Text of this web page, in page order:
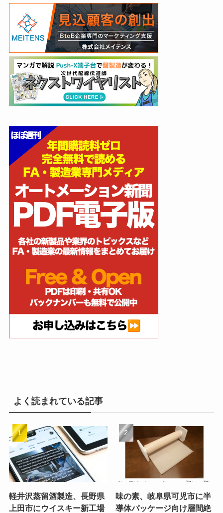
よく読まれている記事
軽井沢蒸留酒製造、長野県
上田市にウイスキー新工場
味の素、岐阜県可児市に半
導体パッケージ向け層間絶